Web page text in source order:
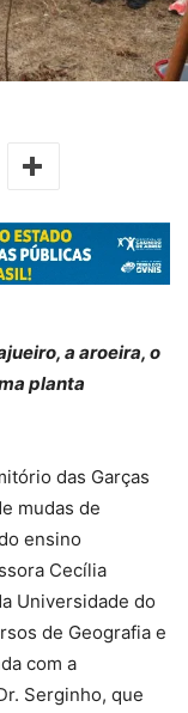
a aroeira, o
planta
das Garças
mudas de
ensino
Cecília
Universidade do
de Geografia e
com a
Serginho, que